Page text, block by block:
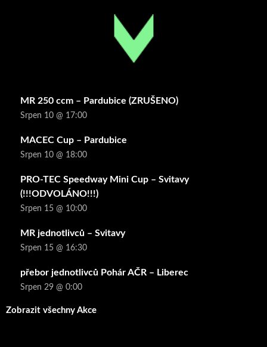
MR 250 ccm – Pardubice (ZRUŠENO)
Srpen 10 @ 17:00
MACEC Cup – Pardubice
Srpen 10 @ 18:00
PRO-TEC Speedway Mini Cup – Svitavy
(!!!ODVOLÁNO!!!)
Srpen 15 @ 10:00
MR jednotlivců – Svitavy
Srpen 15 @ 16:30
přebor jednotlivců Pohár AČR – Liberec
Srpen 29 @ 0:00
Zobrazit všechny Akce